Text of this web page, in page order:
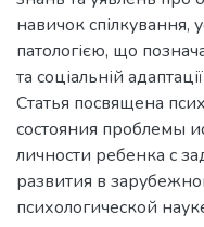
навичок
патологією, що
та соціальній
Статья посвящена
состояния проблемы
личности ребенка с
развития в
психологической